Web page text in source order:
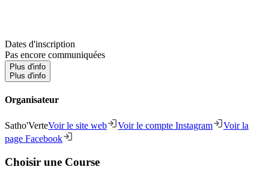
Dates d'inscription
Pas encore communiquées
Plus d'info
Plus d'info
Organisateur
Satho'VerteVoir le site web Voir le compte Instagram
Voir la
page Facebook
Choisir une Course